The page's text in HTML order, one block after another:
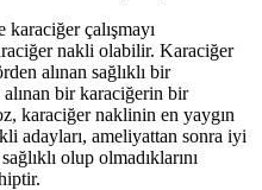
çalışmayı
nakli olabilir. Karaciğer
alınan sağlıklı bir
bir karaciğerin bir
karaciğer naklinin en yaygın
adayları, ameliyattan sonra iyi
olup olmadıklarını